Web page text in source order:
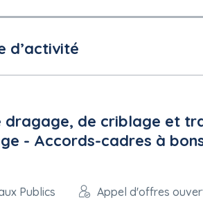
000 000,00 EUR
du personnel chargé de
publics (AMP): oui
d’activité
dragage, de criblage et
- Accords-cadres à
Publics Appel d'offres